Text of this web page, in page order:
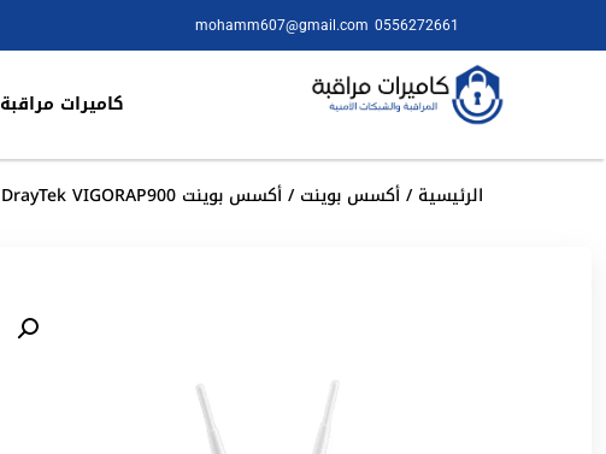
0556272661
mohamm607@gmail.com
كاميرات مراقبة
الرئيسية/أكسس بوينت/ أكسس بوينت DrayTek VIGORAP900